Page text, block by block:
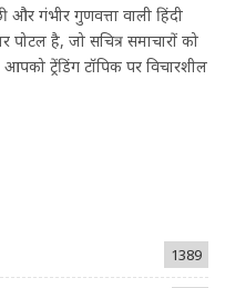
गंभीर गुणवत्ता वाली हिंदी
पोर्टल है, जो सचित्र समाचारों को
ट्रेंडिंग टॉपिक पर विचारशील
1389